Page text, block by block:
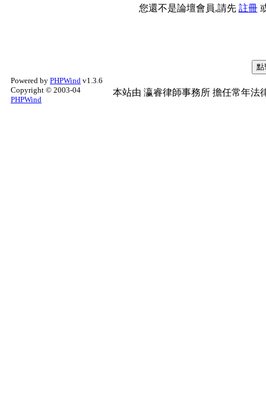
您還不是論壇會員,請先 註冊
Powered by PHPWind v1.3.6
Copyright © 2003-04
PHPWind
本站由 瀛睿律師事務所 擔任常年法